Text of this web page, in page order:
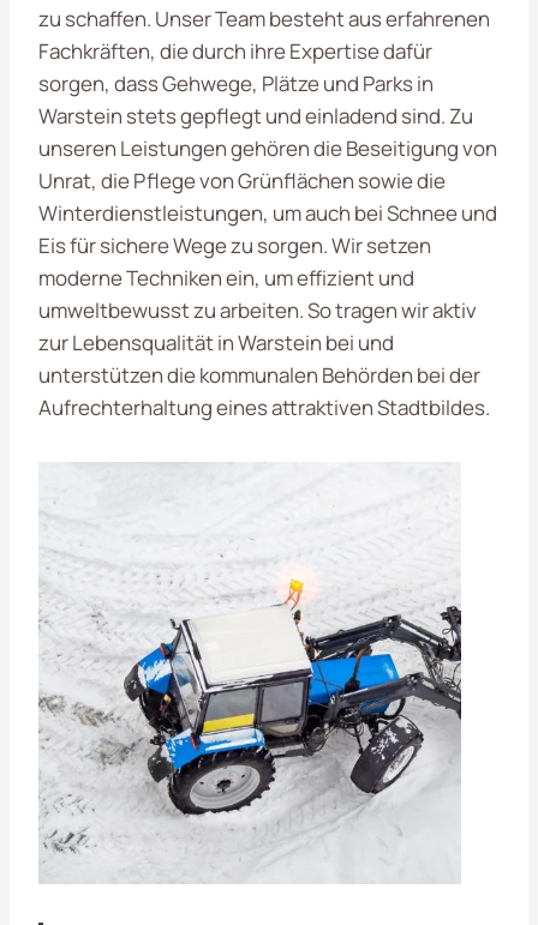
zu schaffen. Unser Team besteht aus erfahrenen
Fachkräften, die durch ihre Expertise dafür
sorgen, dass Gehwege, Plätze und Parks in
Warstein stets gepflegt und einladend sind. Zu
unseren Leistungen gehören die Beseitigung von
Unrat, die Pflege von Grünflächen sowie die
Winterdienstleistungen, um auch bei Schnee und
Eis für sichere Wege zu sorgen. Wir setzen
moderne Techniken ein, um effizient und
umweltbewusst zu arbeiten. So tragen wir aktiv
zur Lebensqualität in Warstein bei und
unterstützen die kommunalen Behörden bei der
Aufrechterhaltung eines attraktiven Stadtbildes.